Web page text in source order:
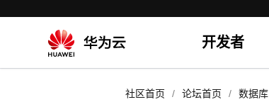
开发者
社区首页 / 论坛首页 / 数据库